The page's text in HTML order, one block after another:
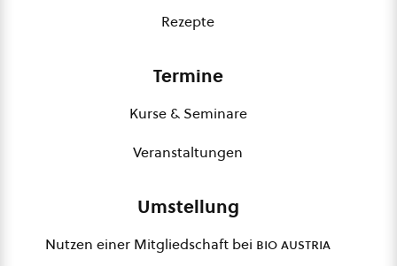
Rezepte
Termine
Kurse & Seminare
Veranstaltungen
Umstellung
Nutzen einer Mitgliedschaft bei bio austria